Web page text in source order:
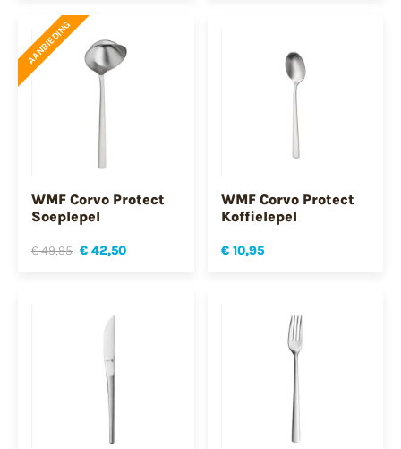
AANBIEDING
WMF Corvo Protect
Soeplepel
€ 49,95 € 42,50
WMF Corvo Protect
Koffielepel
€ 10,95